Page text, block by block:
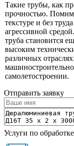
Такие трубы, как
прочностью.
текстуре и без
агрессивной
труба становится
высоким
различных
самолетостроении.
Отправить заявку
Услуги по